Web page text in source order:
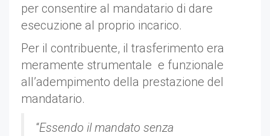
per consentire al mandatario di dare
esecuzione al proprio incarico.
Per il contribuente, il trasferimento era
meramente strumentale e funzionale
all’adempimento della prestazione del
mandatario.
“Essendo il mandato senza